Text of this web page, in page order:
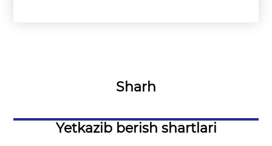
Sharh
Yetkazib berish shartlari